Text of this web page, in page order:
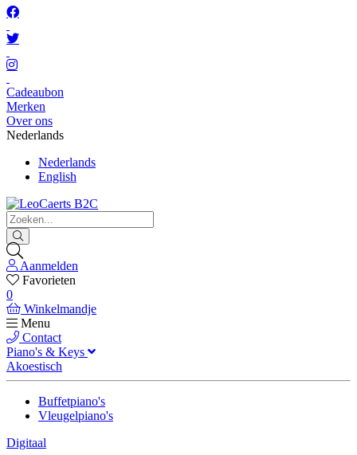
Cadeaubon
Merken
Over ons
Nederlands
Nederlands
English
Aanmelden
Favorieten
0
Winkelmandje
Menu
Contact
Piano's & Keys
Akoestisch
Buffetpiano's
Vleugelpiano's
Digitaal